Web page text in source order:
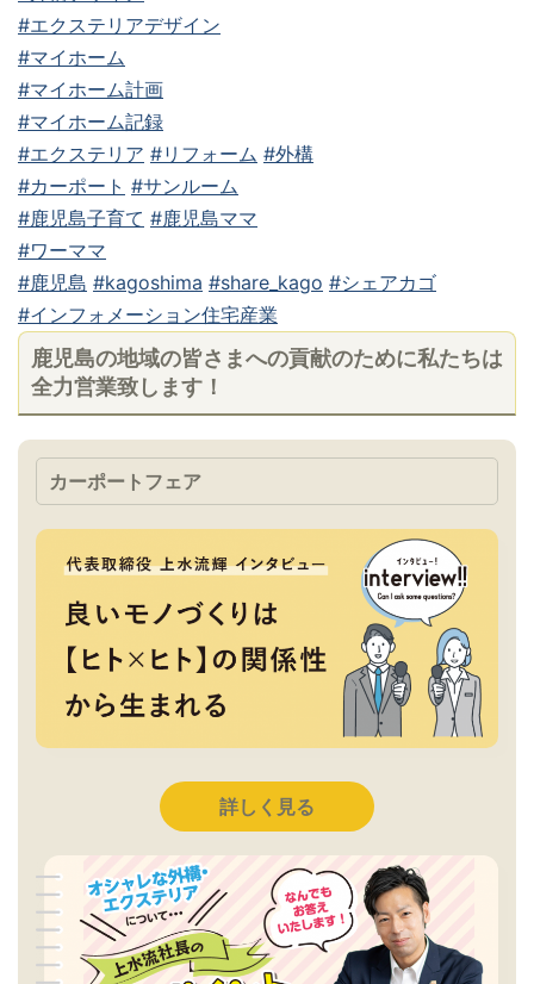
#エクステリアデザイン
#マイホーム
#マイホーム計画
#マイホーム記録
#エクステリア #リフォーム #外構
#カーポート #サンルーム
#鹿児島子育て #鹿児島ママ
#ワーママ
#鹿児島 #kagoshima #share_kago #シェアカゴ
#インフォメーション住宅産業
鹿児島の地域の皆さまへの貢献のために私たちは
全力営業致します！
カーポートフェア
詳しく見る